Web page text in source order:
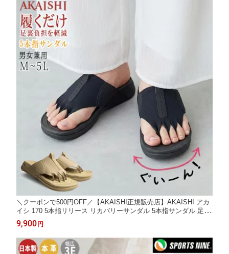
＼クーポンで500円OFF／【AKAISHI正規販売店】AKAISHI アカ
イシ 170 5本指リリース リカバリーサンダル 5本指サンダル 足指
ストレッチ アーチサポート 外反母趾 偏平足 幅広 甲高 足裏サポ
ート クッション 軽量 疲れにくい 男女兼用 室内履き 屋外履き 健
康サンダル M～5L
9,900円